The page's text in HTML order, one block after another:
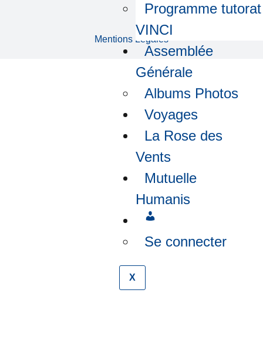
Programme tutorat
VINCI
Assemblée
Générale
Albums Photos
Voyages
La Rose des
Vents
Mutuelle
Humanis
Se connecter
X
Mentions Légales